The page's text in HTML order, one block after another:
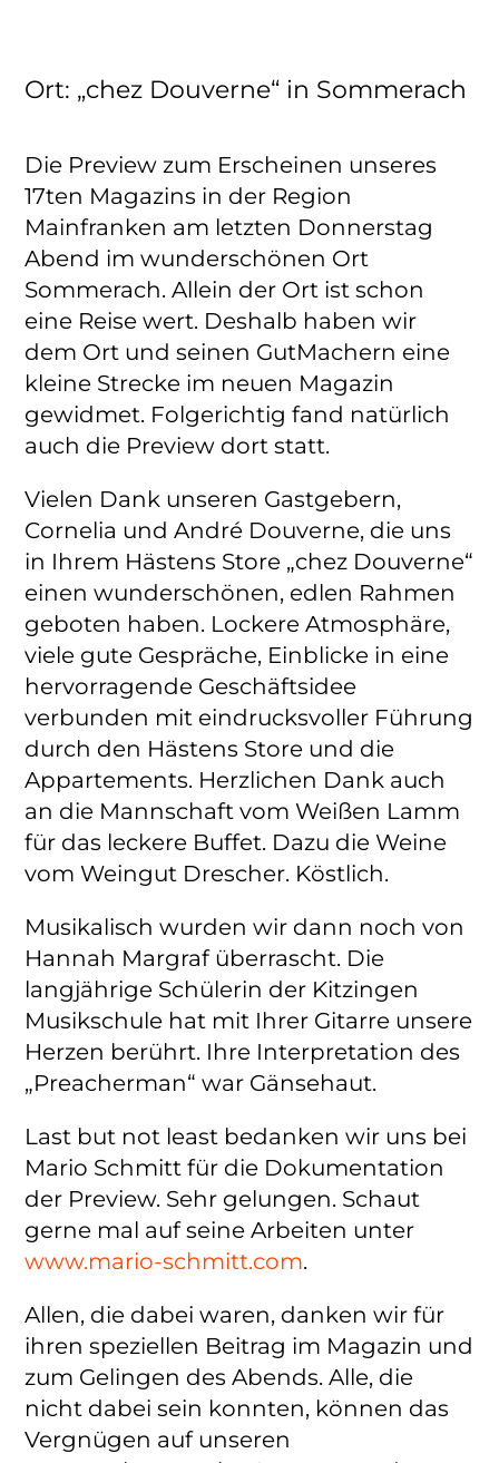
Ort: „chez Douverne“ in Sommerach
Die Preview zum Erscheinen unseres
17ten Magazins in der Region
Mainfranken am letzten Donnerstag
Abend im wunderschönen Ort
Sommerach. Allein der Ort ist schon
eine Reise wert. Deshalb haben wir
dem Ort und seinen GutMachern eine
kleine Strecke im neuen Magazin
gewidmet. Folgerichtig fand natürlich
auch die Preview dort statt.
Vielen Dank unseren Gastgebern,
Cornelia und André Douverne, die uns
in Ihrem Hästens Store „chez Douverne“
einen wunderschönen, edlen Rahmen
geboten haben. Lockere Atmosphäre,
viele gute Gespräche, Einblicke in eine
hervorragende Geschäftsidee
verbunden mit eindrucksvoller Führung
durch den Hästens Store und die
Appartements. Herzlichen Dank auch
an die Mannschaft vom Weißen Lamm
für das leckere Buffet. Dazu die Weine
vom Weingut Drescher. Köstlich.
Musikalisch wurden wir dann noch von
Hannah Margraf überrascht. Die
langjährige Schülerin der Kitzingen
Musikschule hat mit Ihrer Gitarre unsere
Herzen berührt. Ihre Interpretation des
„Preacherman“ war Gänsehaut.
Last but not least bedanken wir uns bei
Mario Schmitt für die Dokumentation
der Preview. Sehr gelungen. Schaut
gerne mal auf seine Arbeiten unter
www.mario-schmitt.com.
Allen, die dabei waren, danken wir für
ihren speziellen Beitrag im Magazin und
zum Gelingen des Abends. Alle, die
nicht dabei sein konnten, können das
Vergnügen auf unseren